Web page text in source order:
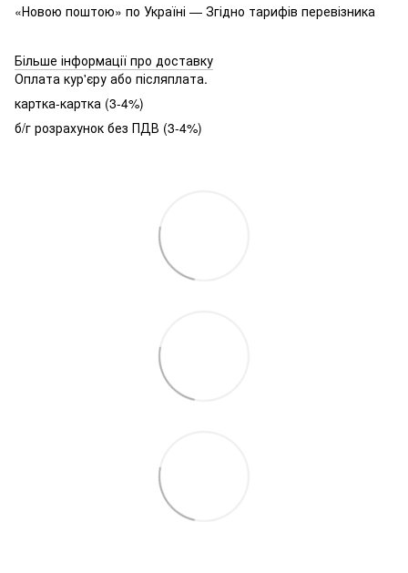
«Новою поштою» по Україні — Згідно тарифів перевізника
Більше інформації про доставку
Оплата кур'єру або післяплата.
картка-картка (3-4%)
б/г розрахунок без ПДВ (3-4%)